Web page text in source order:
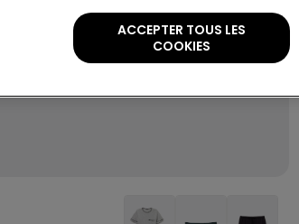
ACCEPTER TOUS LES
COOKIES